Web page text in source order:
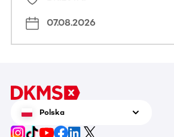
07.08.2026
Polska